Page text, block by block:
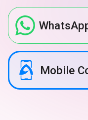
Mobile